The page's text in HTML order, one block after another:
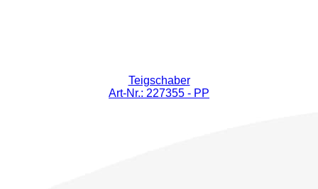
Teigschaber
Art-Nr.: 227355 - PP